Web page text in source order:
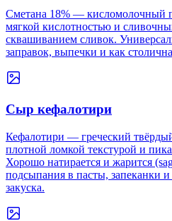
Сметана 18% — кисломолочный
мягкой кислотностью и
сквашиванием сливок.
заправок, выпечки и как
Сыр кефалотири
Кефалотири — греческий
плотной ломкой текстурой и
Хорошо натирается и жарится
подсыпания в пасты, запеканки и
закуска.